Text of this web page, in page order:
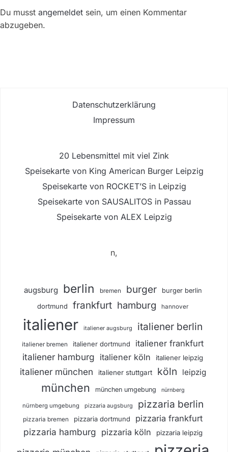
Du musst angemeldet sein, um einen Kommentar
abzugeben.
Datenschutzerklärung
Impressum
20 Lebensmittel mit viel Zink
Speisekarte von King American Burger Leipzig
Speisekarte von ROCKET’S in Leipzig
Speisekarte von SAUSALITOS in Passau
Speisekarte von ALEX Leipzig
n,
augsburg berlin bremen burger burger berlin
dortmund frankfurt hamburg hannover
italiener italiener augsburg italiener berlin
italiener bremen italiener dortmund italiener frankfurt
italiener hamburg italiener köln italiener leipzig
italiener münchen italiener stuttgart köln leipzig
münchen münchen umgebung nürnberg
nürnberg umgebung pizzaria augsburg pizzaria berlin
pizzaria bremen pizzaria dortmund pizzaria frankfurt
pizzaria hamburg pizzaria köln pizzaria leipzig